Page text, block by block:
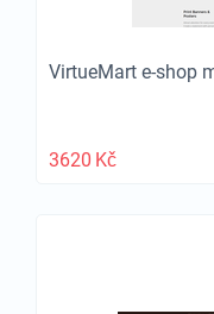
VirtueMart e-shop
3620 Kč